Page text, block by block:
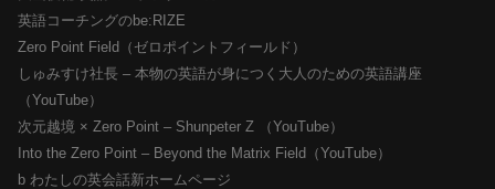
英語コーチングのbe:RIZE
Zero Point Field（ゼロポイントフィールド）
しゅみすけ社長 – 本物の英語が身につく大人のための英語講座
（YouTube）
次元越境 × Zero Point – Shunpeter Z （YouTube）
Into the Zero Point – Beyond the Matrix Field（YouTube）
b わたしの英会話新ホームページ